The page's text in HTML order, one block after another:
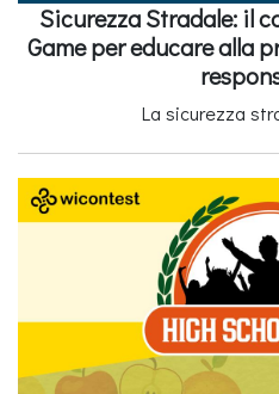
Sicurezza Stradale: il
Game per educare alla
La sicurezza